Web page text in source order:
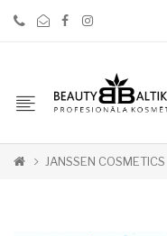
JANSSEN COSMETICS